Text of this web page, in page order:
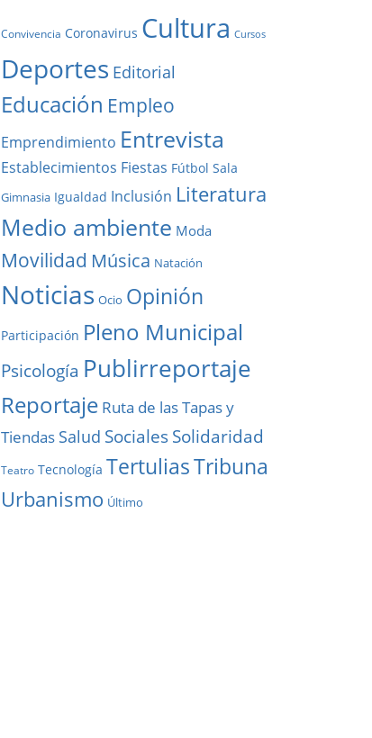
Convivencia Coronavirus Cultura Cursos
Deportes Editorial
Educación Empleo
Emprendimiento Entrevista
Establecimientos Fiestas Fútbol Sala
Gimnasia Igualdad Inclusión Literatura
Medio ambiente Moda
Movilidad Música Natación
Noticias Ocio Opinión
Participación Pleno Municipal
Psicología Publirreportaje
Reportaje Ruta de las Tapas y
Tiendas Salud SocialesSolidaridad
Teatro Tecnología TertuliasTribuna
Urbanismo Último